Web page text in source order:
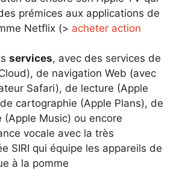
prémices aux applications de
Netflix (> acheter action
services, avec des services de
de navigation Web (avec
Safari), de lecture (Apple
cartographie (Apple Plans), de
(Apple Music) ou encore
vocale avec la très
SIRI qui équipe les appareils de
à la pomme